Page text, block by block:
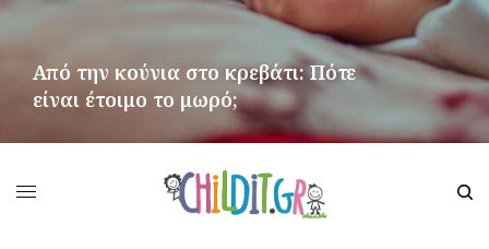
Από την κούνια στο κρεβάτι: Πότε
είναι έτοιμο το μωρό;